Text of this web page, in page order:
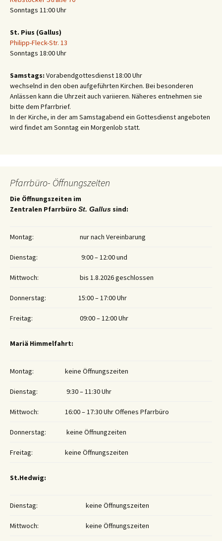
Sonntags 11:00 Uhr
St. Pius (Gallus)
Philipp-Fleck-Str. 13
Sonntags 18:00 Uhr
Samstags: Vorabendgottesdienst 18:00 Uhr
wechselnd in den oben aufgeführten Kirchen. Bei besonderen
Anlässen kann die Uhrzeit auch variieren. Näheres entnehmen sie
bitte dem Pfarrbrief.
In der Kirche, in der am Samstagabend ein Gottesdienst angeboten
wird findet am Sonntag ein Morgenlob statt.
Pfarrbüro- Öffnungszeiten
Die Öffnungszeiten im
Zentralen Pfarrbüro St. Gallus sind:
Montag: nur nach Vereinbarung
Dienstag: 9:00 – 12:00 und
Mittwoch: bis 1.8.2026 geschlossen
Donnerstag: 15:00 – 17:00 Uhr
Freitag: 09:00 – 12:00 Uhr
Mariä Himmelfahrt:
Montag: keine Öffnungszeiten
Dienstag: 9:30 – 11:30 Uhr
Mittwoch: 16:00 – 17:30 Uhr Offenes Pfarrbüro
Donnerstag: keine Öffnungzeiten
Freitag: keine Öffnungszeiten
St.Hedwig:
Dienstag: keine Öffnungszeiten
Mittwoch: keine Öffnungszeiten